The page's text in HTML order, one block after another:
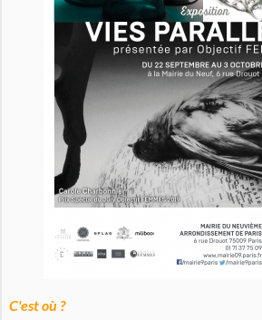
C'est où ?